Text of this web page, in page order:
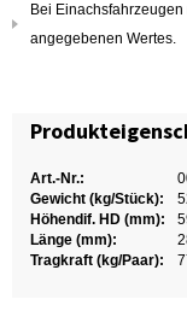
Bei
angegebenen Wertes.
Art.-Nr.:
Gewicht (kg/Stück):
Höhendif. HD (mm):
Länge (mm):
Tragkraft (kg/Paar):